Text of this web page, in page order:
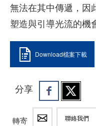
無法在其中傳遞，因
塑造與引導光流的機
Download檔案下載
分享
轉寄 聯絡我們